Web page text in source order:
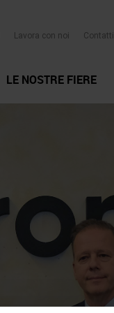
Lavora con noi Contatti
LE NOSTRE FIERE